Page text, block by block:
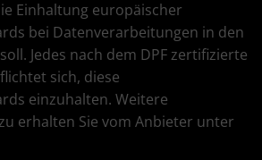
Einhaltung europäischer
bei Datenverarbeitungen in den
Jedes nach dem DPF zertifizierte
sich, diese
einzuhalten. Weitere
erhalten Sie vom Anbieter unter